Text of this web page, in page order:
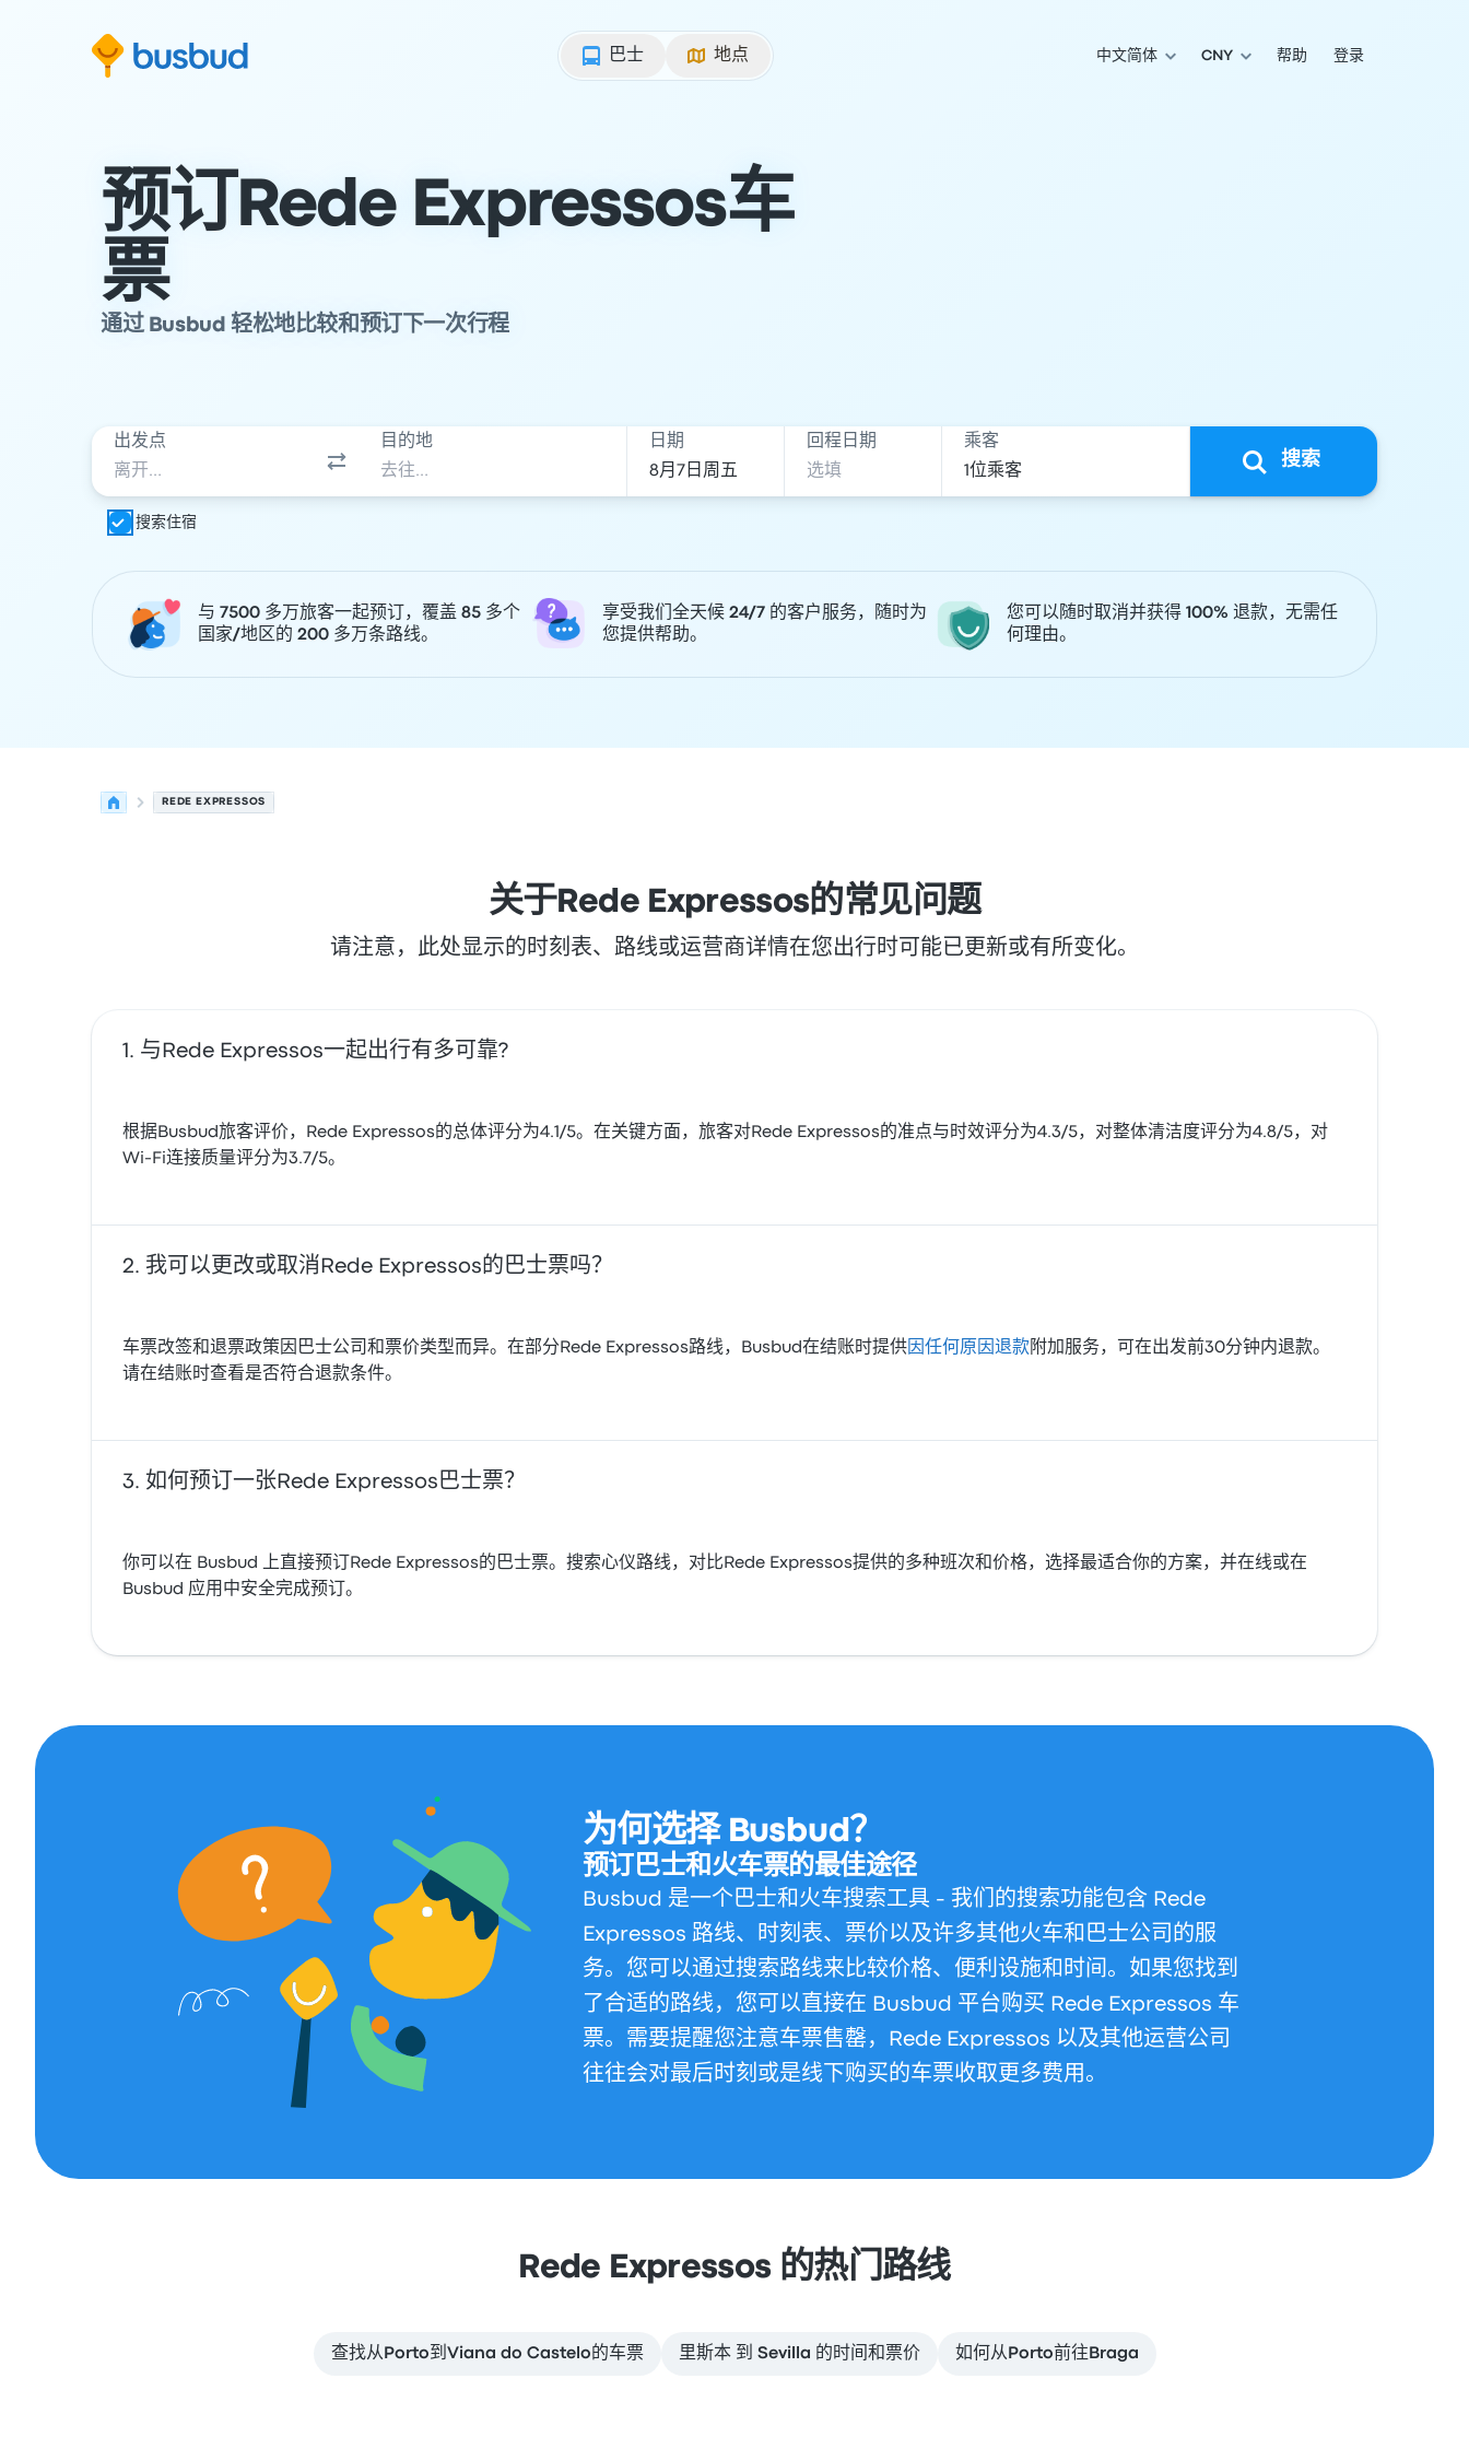
巴士
地点 中文简体 CNY 帮助 登录
预订Rede Expressos车
票
通过 Busbud 轻松地比较和预订下一次行程
出发点 目的地 日期 回程日期 乘客
搜索
搜索住宿
与 7500 多万旅客一起预订，覆盖 85 多个
国家/地区的 200 多万条路线。
享受我们全天候 24/7 的客户服务，随时为
您提供帮助。
您可以随时取消并获得 100% 退款，无需任
何理由。
REDE EXPRESSOS
关于Rede Expressos的常见问题
请注意，此处显示的时刻表、路线或运营商详情在您出行时可能已更新或有所变化。
与Rede Expressos一起出行有多可靠?
根据Busbud旅客评价，Rede Expressos的总体评分为4.1/5。在关键方面，旅客对Rede Expressos的准点与时效评分为4.3/5，对整体清洁度评分为4.8/5，对
Wi‑Fi连接质量评分为3.7/5。
我可以更改或取消Rede Expressos的巴士票吗？
车票改签和退票政策因巴士公司和票价类型而异。在部分Rede Expressos路线，Busbud在结账时提供 因任何原因退款 附加服务，可在出发前30分钟内退款。
请在结账时查看是否符合退款条件。
如何预订一张Rede Expressos巴士票？
你可以在 Busbud 上直接预订Rede Expressos的巴士票。搜索心仪路线，对比Rede Expressos提供的多种班次和价格，选择最适合你的方案，并在线或在
Busbud 应用中安全完成预订。
为何选择 Busbud？
预订巴士和火车票的最佳途径
Busbud 是一个巴士和火车搜索工具 - 我们的搜索功能包含 Rede
Expressos 路线、时刻表、票价以及许多其他火车和巴士公司的服
务。您可以通过搜索路线来比较价格、便利设施和时间。如果您找到
了合适的路线，您可以直接在 Busbud 平台购买 Rede Expressos 车
票。需要提醒您注意车票售罄，Rede Expressos 以及其他运营公司
往往会对最后时刻或是线下购买的车票收取更多费用。
Rede Expressos 的热门路线
查找从Porto到Viana do Castelo的车票 里斯本 到 Sevilla 的时间和票价 如何从Porto前往Braga